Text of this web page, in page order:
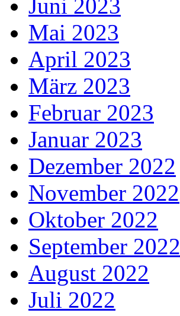
Juni 2023
Mai 2023
April 2023
März 2023
Februar 2023
Januar 2023
Dezember 2022
November 2022
Oktober 2022
September 2022
August 2022
Juli 2022